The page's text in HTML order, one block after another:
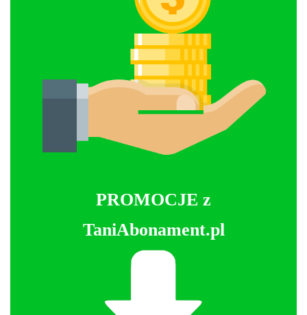
PROMOCJE z
TaniAbonament.pl